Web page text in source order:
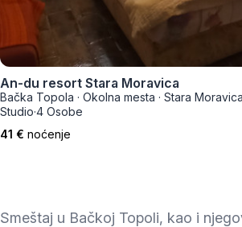
An-du resort Stara Moravica
Bačka Topola · Okolna mesta · Stara Moravica
Studio·4 Osobe
41 € noćenje
Smeštaj u Bačkoj Topoli, kao i